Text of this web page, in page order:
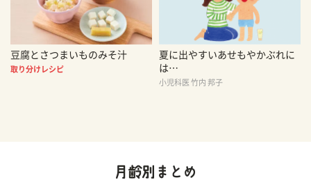
豆腐とさつまいものみそ汁
取り分けレシピ
夏に出やすいあせもやかぶれに
は…
小児科医 竹内 邦子